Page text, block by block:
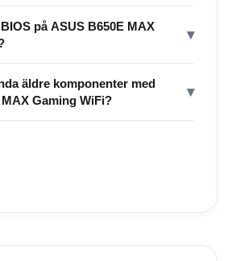
på ASUS B650E MAX
▾
äldre komponenter med
Gaming WiFi?
▾